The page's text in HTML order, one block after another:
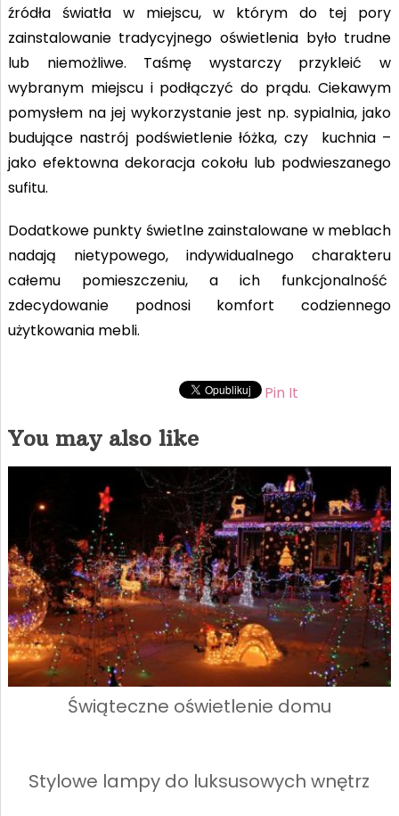
źródła światła w miejscu, w którym do tej pory
zainstalowanie tradycyjnego oświetlenia było trudne
lub niemożliwe. Taśmę wystarczy przykleić w
wybranym miejscu i podłączyć do prądu. Ciekawym
pomysłem na jej wykorzystanie jest np. sypialnia, jako
budujące nastrój podświetlenie łóżka, czy kuchnia –
jako efektowna dekoracja cokołu lub podwieszanego
sufitu.
Dodatkowe punkty świetlne zainstalowane w meblach
nadają nietypowego, indywidualnego charakteru
całemu pomieszczeniu, a ich funkcjonalność
zdecydowanie podnosi komfort codziennego
użytkowania mebli.
Pin It
You may also like
Świąteczne oświetlenie domu
Stylowe lampy do luksusowych wnętrz